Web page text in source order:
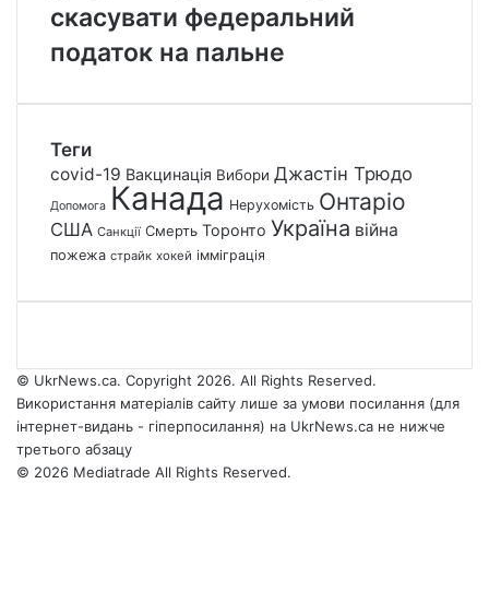
скасувати федеральний
податок на пальне
Теги
covid-19 Вакцинація Вибори Джастін Трюдо
Допомога Канада Нерухомість Онтаріо
США Санкції Смерть Торонто Україна війна
пожежа страйк хокей імміграція
© UkrNews.ca. Copyright 2026. All Rights Reserved.
Використання матеріалів сайту лише за умови посилання (для
інтернет-видань - гіперпосилання) на UkrNews.ca не нижче
третього абзацу
© 2026 Mediatrade All Rights Reserved.